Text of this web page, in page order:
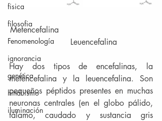
fisica
filosofia
Fenomenología
ignorancia
genética
hinduismo
iluminación
Metencefalina
          Leuencefalina
Hay dos tipos de encefalinas, la
metencefalina y la leuencefalina. Son
pequeños péptidos presentes en muchas
neuronas centrales (en el globo pálido,
tálamo, caudado y sustancia gris